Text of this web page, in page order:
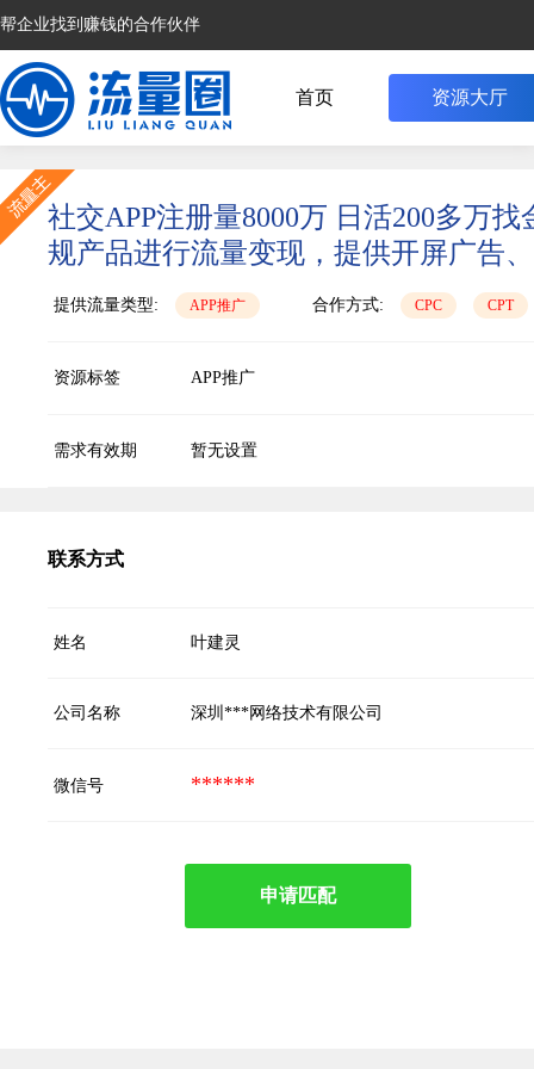
帮企业找到赚钱的合作伙伴
首页 资源大厅
社交APP注册量8000万 日活200多万
规产品进行流量变现，提供开屏广告
提供流量类型: APP推广 合作方式: CPC CPT
资源标签 APP推广
需求有效期 暂无设置
联系方式
姓名 叶建灵
公司名称 深圳***网络技术有限公司
微信号 ******
申请匹配